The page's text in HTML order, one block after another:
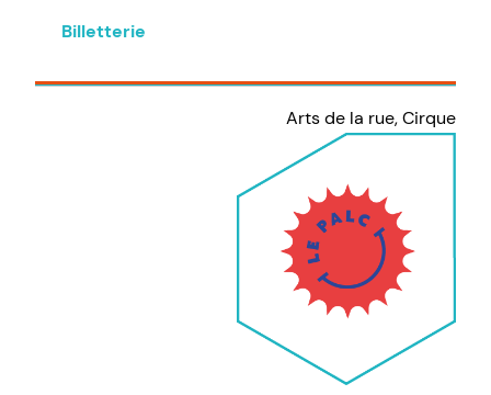
Billetterie
Arts de la rue, Cirque